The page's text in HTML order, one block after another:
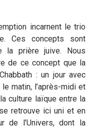
incarnent le trio
Ces concepts sont
la prière juive. Nous
de ce concept que la
: un jour avec
matin, l’après-midi et
culture laïque entre la
retrouve ici uni et en
de l’Univers, dont la